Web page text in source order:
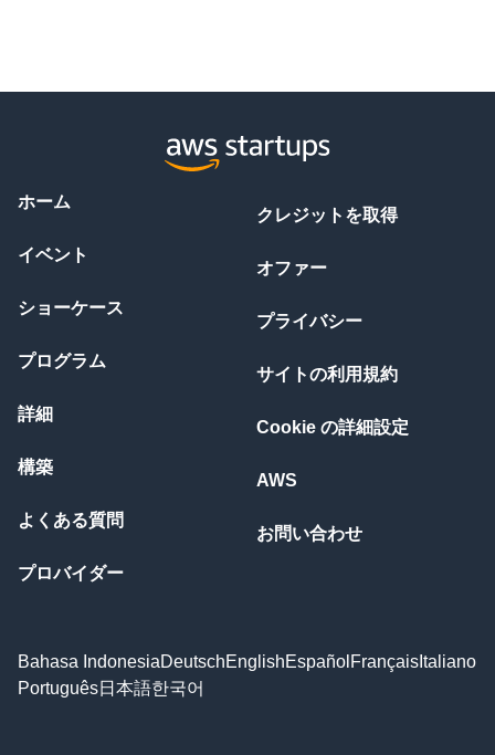
ホーム
イベント
ショーケース
プログラム
詳細
構築
よくある質問
プロバイダー
クレジットを取得
オファー
プライバシー
サイトの利用規約
Cookie の詳細設定
AWS
お問い合わせ
Bahasa IndonesiaDeutschEnglishEspañol Français Italiano
Português日本語한국어